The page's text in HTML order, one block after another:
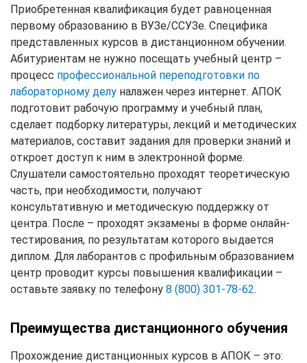
Приобретенная квалификация будет равноценная
первому образованию в ВУЗе/ССУЗе. Специфика
представленных курсов в дистанционном обучении.
Абитуриентам не нужно посещать учебный центр –
процесс профессиональной переподготовки по
лабораторному делу налажен через интернет. АПОК
подготовит рабочую программу и учебный план,
сделает подборку литературы, лекций и методических
материалов, составит задания для проверки знаний и
откроет доступ к ним в электронной форме.
Слушатели самостоятельно проходят теоретическую
часть, при необходимости, получают
консультативную и методическую поддержку от
центра. После – проходят экзамены в форме онлайн-
тестирования, по результатам которого выдается
диплом. Для лаборантов с профильным образованием
центр проводит курсы повышения квалификации –
оставьте заявку по телефону 8 (800) 301-78-62.
Преимущества дистанционного обучения
Прохождение дистанционных курсов в АПОК – это: